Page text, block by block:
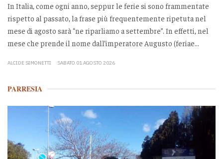
In Italia, come ogni anno, seppur le ferie si sono frammentate
rispetto al passato, la frase più frequentemente ripetuta nel
mese di agosto sarà “ne riparliamo a settembre”. In effetti, nel
mese che prende il nome dall’imperatore Augusto (feriae...
ALCIDE SIMONETTI SABATO 01 AGOSTO 2026
PARRESIA